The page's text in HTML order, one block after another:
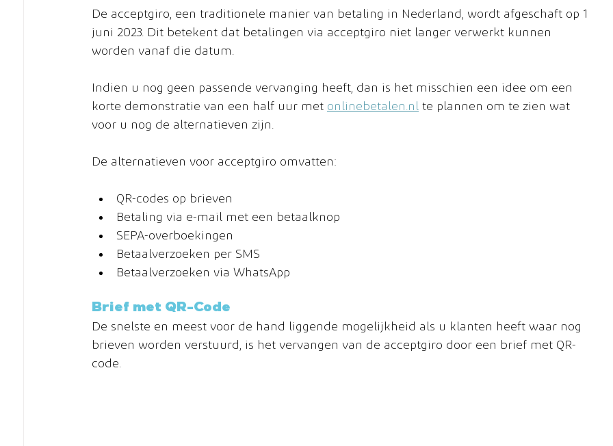
De acceptgiro, een traditionele manier van betaling in Nederland, wordt afgeschaft op 1
juni 2023. Dit betekent dat betalingen via acceptgiro niet langer verwerkt kunnen
worden vanaf die datum.
Indien u nog geen passende vervanging heeft, dan is het misschien een idee om een
korte demonstratie van een half uur met onlinebetalen.nl
te plannen om te zien wat
voor u nog de alternatieven zijn.
De alternatieven voor acceptgiro omvatten:
QR-codes op brieven
Betaling via e-mail met een betaalknop
SEPA-overboekingen
Betaalverzoeken per SMS
Betaalverzoeken via WhatsApp
Brief met QR-Code
De snelste en meest voor de hand liggende mogelijkheid als u klanten heeft waar nog
brieven worden verstuurd, is het vervangen van de acceptgiro door een brief met QR-
code.